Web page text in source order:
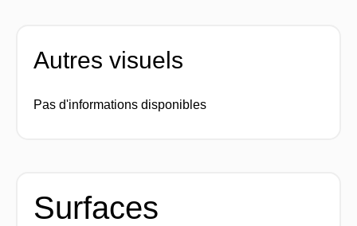
Autres visuels
Pas d'informations disponibles
Surfaces